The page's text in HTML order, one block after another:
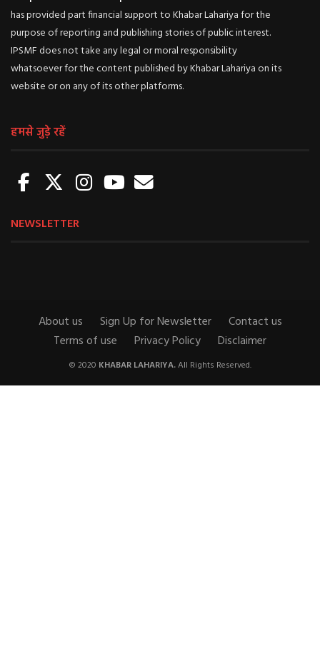
has provided part financial support to Khabar Lahariya for the
purpose of reporting and publishing stories of public interest.
IPSMF does not take any legal or moral responsibility
whatsoever for the content published by Khabar Lahariya on its
website or on any of its other platforms.
हमसे जुड़े रहें
NEWSLETTER
About us Sign Up for Newsletter
Contact us
Terms of use
Privacy Policy Disclaimer
© 2020 KHABAR LAHARIYA.All Rights Reserved.